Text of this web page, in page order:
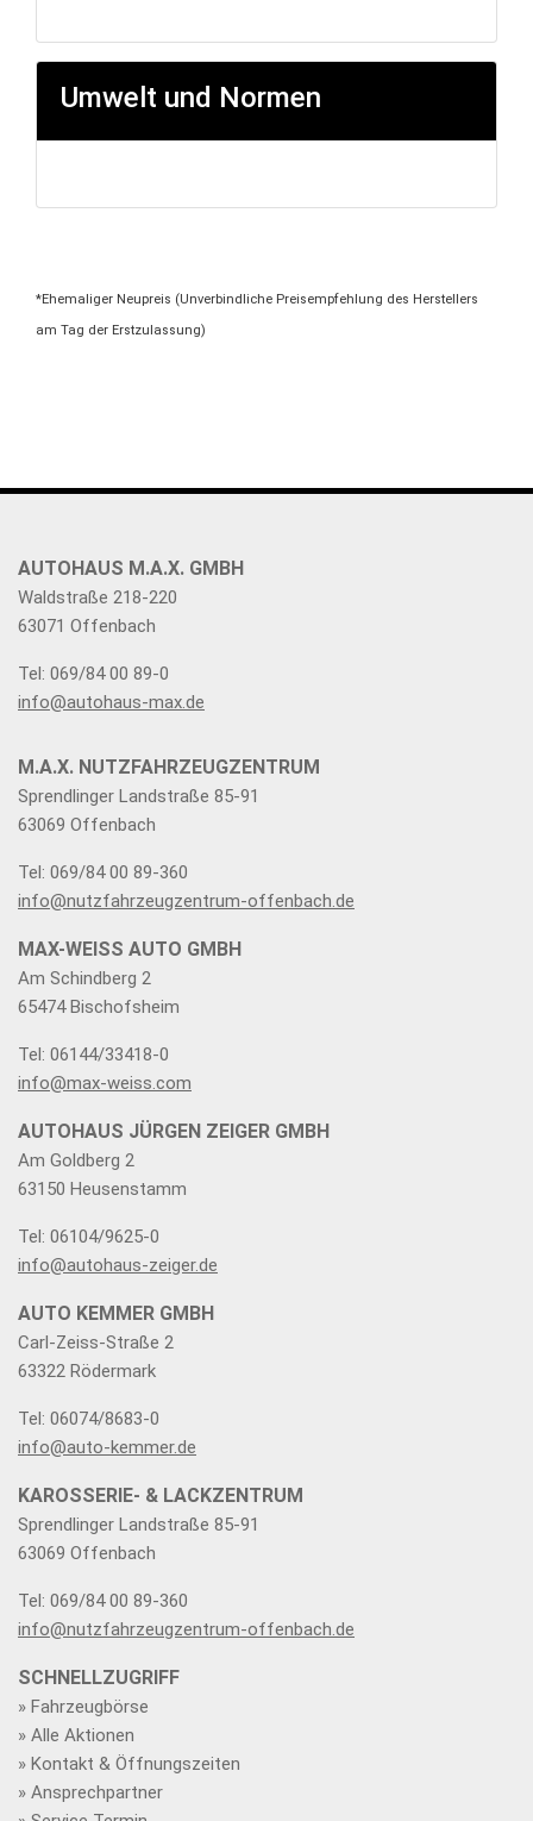
Umwelt und Normen
*Ehemaliger Neupreis (Unverbindliche Preisempfehlung des Herstellers
am Tag der Erstzulassung)
AUTOHAUS M.A.X. GMBH
Waldstraße 218-220
63071 Offenbach
Tel: 069/84 00 89-0
info@autohaus-max.de
M.A.X. NUTZFAHRZEUGZENTRUM
Sprendlinger Landstraße 85-91
63069 Offenbach
Tel: 069/84 00 89-360
info@nutzfahrzeugzentrum-offenbach.de
MAX-WEISS AUTO GMBH
Am Schindberg 2
65474 Bischofsheim
Tel: 06144/33418-0
info@max-weiss.com
AUTOHAUS JÜRGEN ZEIGER GMBH
Am Goldberg 2
63150 Heusenstamm
Tel: 06104/9625-0
info@autohaus-zeiger.de
AUTO KEMMER GMBH
Carl-Zeiss-Straße 2
63322 Rödermark
Tel: 06074/8683-0
info@auto-kemmer.de
KAROSSERIE- & LACKZENTRUM
Sprendlinger Landstraße 85-91
63069 Offenbach
Tel: 069/84 00 89-360
info@nutzfahrzeugzentrum-offenbach.de
SCHNELLZUGRIFF
» Fahrzeugbörse
» Alle Aktionen
» Kontakt & Öffnungszeiten
» Ansprechpartner